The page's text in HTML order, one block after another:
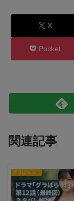
X
Pocket
関連記事
グラぱらっ！